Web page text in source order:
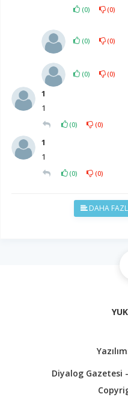
(0) (0)
(0) (0)
(0) (0)
1
1
(0) (0)
1
1
(0) (0)
DAHA
Diyalog Gazetesi